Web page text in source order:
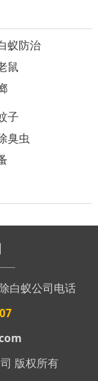
蚁防治
鼠
子
臭虫
除白蚁公司电话
版权所有